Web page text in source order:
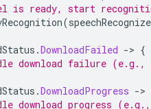
is ready, start
(
.DownloadFailed -> {
download failure (e.g.,
.DownloadProgress ->
download progress